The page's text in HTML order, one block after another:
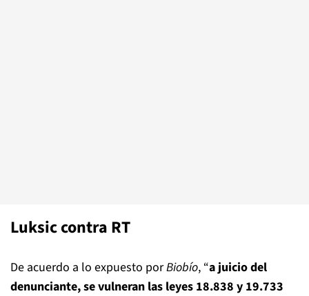
Luksic contra RT
De acuerdo a lo expuesto porBiobío, “a juicio del
denunciante, se vulneran las leyes 18.838 y 19.733